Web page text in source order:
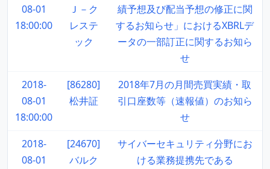
08-01
18:00:00
Ｊ－ク
レステ
ック
績予想及び配当予想の修正に関
するお知らせ」におけるXBRLデ
ータの一部訂正に関するお知ら
せ
2018-
08-01
18:00:00
[86280]
松井証
2018年7月の月間売買実績・取
引口座数等（速報値）のお知ら
せ
2018-
08-01
[24670]
バルク
サイバーセキュリティ分野にお
ける業務提携先である